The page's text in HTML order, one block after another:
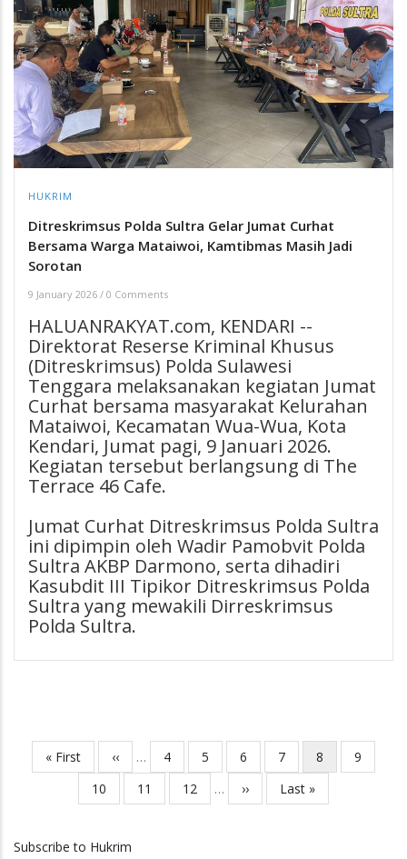
HUKRIM
Ditreskrimsus Polda Sultra Gelar Jumat Curhat
Bersama Warga Mataiwoi, Kamtibmas Masih Jadi
Sorotan
9 January 2026 / 0 Comments
HALUANRAKYAT.com, KENDARI --
Direktorat Reserse Kriminal Khusus
(Ditreskrimsus) Polda Sulawesi
Tenggara melaksanakan kegiatan Jumat
Curhat bersama masyarakat Kelurahan
Mataiwoi, Kecamatan Wua-Wua, Kota
Kendari, Jumat pagi, 9 Januari 2026.
Kegiatan tersebut berlangsung di The
Terrace 46 Cafe.
Jumat Curhat Ditreskrimsus Polda Sultra
ini dipimpin oleh Wadir Pamobvit Polda
Sultra AKBP Darmono, serta dihadiri
Kasubdit III Tipikor Ditreskrimsus Polda
Sultra yang mewakili Dirreskrimsus
Polda Sultra.
Pagination
First
page
« First
Previous
page
‹‹ … Page
4 Page
5 Page
6 Page
7
Current
page
8 Page
9
Page
10 Page
11 Page
12 …
Next
page
››
Last
page
Last »
Subscribe to Hukrim